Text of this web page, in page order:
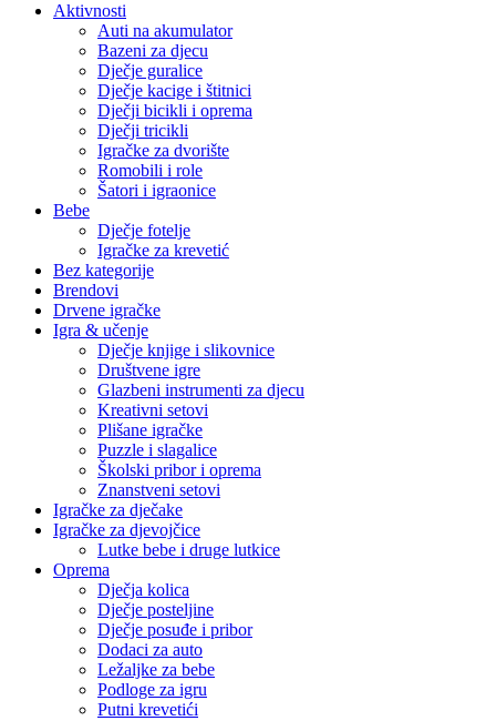
Aktivnosti
Auti na akumulator
Bazeni za djecu
Dječje guralice
Dječje kacige i štitnici
Dječji bicikli i oprema
Dječji tricikli
Igračke za dvorište
Romobili i role
Šatori i igraonice
Bebe
Dječje fotelje
Igračke za krevetić
Bez kategorije
Brendovi
Drvene igračke
Igra & učenje
Dječje knjige i slikovnice
Društvene igre
Glazbeni instrumenti za djecu
Kreativni setovi
Plišane igračke
Puzzle i slagalice
Školski pribor i oprema
Znanstveni setovi
Igračke za dječake
Igračke za djevojčice
Lutke bebe i druge lutkice
Oprema
Dječja kolica
Dječje posteljine
Dječje posuđe i pribor
Dodaci za auto
Ležaljke za bebe
Podloge za igru
Putni krevetići